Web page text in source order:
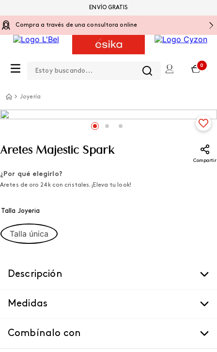
Compra a través de una consultora online
0
ENVÍO GRATIS
Joyería
Aretes Majestic Spark
Compartir
¿Por qué elegirlo?
Aretes de oro 24k con cristales. ¡Eleva tu look!
Talla Joyeria
Talla única
Descripción
Medidas
Combínalo con